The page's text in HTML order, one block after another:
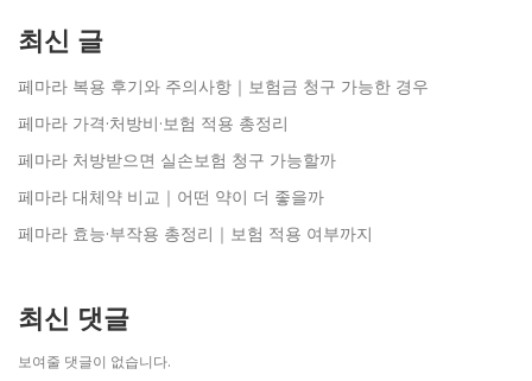
최신 글
페마라 복용 후기와 주의사항｜보험금 청구 가능한 경우
페마라 가격·처방비·보험 적용 총정리
페마라 처방받으면 실손보험 청구 가능할까
페마라 대체약 비교｜어떤 약이 더 좋을까
페마라 효능·부작용 총정리｜보험 적용 여부까지
최신 댓글
보여줄 댓글이 없습니다.